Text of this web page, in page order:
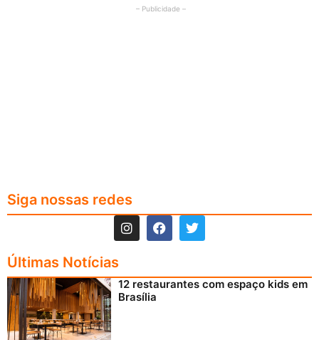
– Publicidade –
Siga nossas redes
Últimas Notícias
12 restaurantes com espaço kids em
Brasília